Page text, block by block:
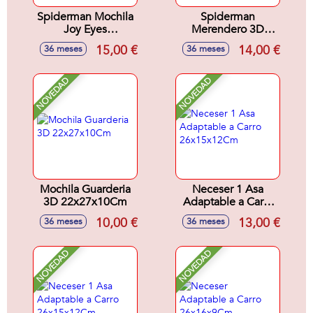
Spiderman Mochila
Joy Eyes
27X22X10Cm
36 meses 15,00 €
Spiderman
Merendero 3D
Symbol
20X26X10Cm
36 meses 14,00 €
NOVEDAD
Mochila Guarderia
3D 22x27x10Cm
36 meses 10,00 €
NOVEDAD
Neceser 1 Asa
Adaptable a Carro
26x15x12Cm
36 meses 13,00 €
NOVEDAD NOVEDAD